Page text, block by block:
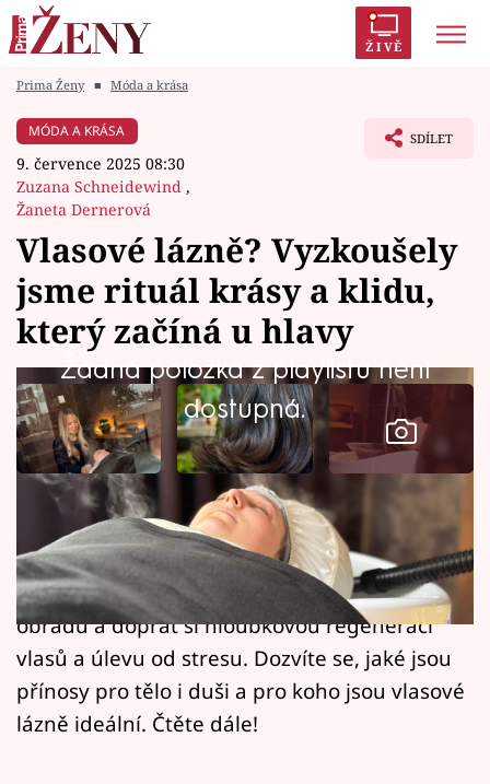
ŽIVĚ
Módní alarm
Témata
Celebrity
Vztahy
Seriály
Horoskopy
Sledujte prima+
Filmový festival Karlovy Vary
Pořady
Mámy sobě
Prima Ženy ■ Móda a krása
MÓDA A KRÁSA
9. července 2025 08:30
Zuzana Schneidewind ,
Žaneta Dernerová
SDÍLET
Vlasové lázně? Vyzkoušely
jsme rituál krásy a klidu,
který začíná u hlavy
Žádná položka z playlistu není
dostupná.
Objevte s námi moderní rituál pohody a krásy
nejen pro vaše vlasy. Zjistěte, jak se lze
inspirovat starobylou moudrostí čajového
obřadu a dopřát si hloubkovou regeneraci
vlasů a úlevu od stresu. Dozvíte se, jaké jsou
přínosy pro tělo i duši a pro koho jsou vlasové
lázně ideální. Čtěte dále!